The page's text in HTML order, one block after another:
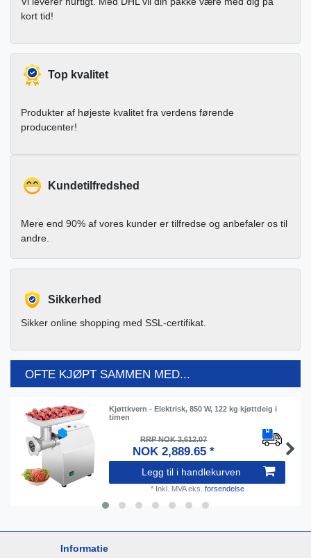
kort tid!
Top kvalitet
Produkter af højeste kvalitet fra verdens førende
producenter!
Kundetilfredshed
Mere end 90% af vores kunder er tilfredse og anbefaler os til
andre.
Sikkerhed
Sikker online shopping med SSL-certifikat.
OFTE KJØPT SAMMEN MED...
Kjøttkvern - Elektrisk, 850 W, 122 kg kjøttdeig i
timen
RRP NOK 3,612.07
NOK 2,889.65 *
Legg til i handlekurven
* Inkl. MVAeks. forsendelse
Informatie